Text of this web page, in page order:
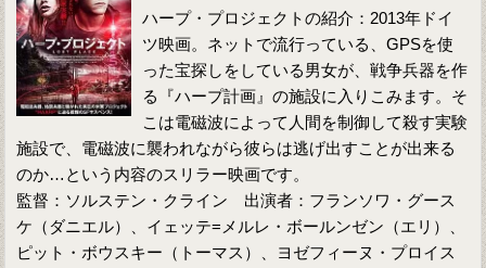
ハープ・プロジェクトの紹介：2013年ドイ
ツ映画。ネットで流行っている、GPSを使
った宝探しをしている男女が、戦争兵器を作
る『ハープ計画』の施設に入りこみます。そ
こは電磁波によって人間を制御して殺す実験
施設で、電磁波に襲われながら彼らは逃げ出すことが出来る
のか…という内容のスリラー映画です。
監督：ソルステン・クライン 出演者：フランソワ・グース
ケ（ダニエル）、イェッテ=メルレ・ボールンゼン（エリ）、
ピット・ボウスキー（トーマス）、ヨゼフィーヌ・プロイス